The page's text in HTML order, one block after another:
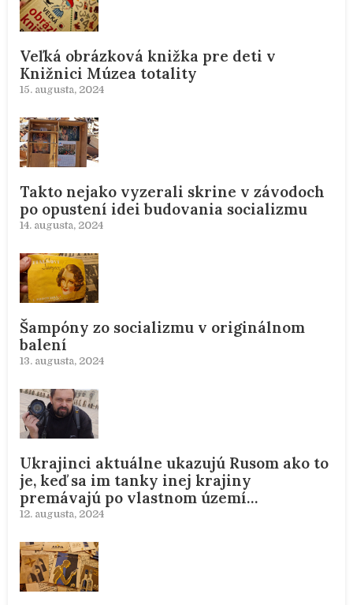
Veľká obrázková knižka pre deti v
Knižnici Múzea totality
15. augusta, 2024
Takto nejako vyzerali skrine v závodoch
po opustení idei budovania socializmu
14. augusta, 2024
Šampóny zo socializmu v originálnom
balení
13. augusta, 2024
Ukrajinci aktuálne ukazujú Rusom ako to
je, keď sa im tanky inej krajiny
premávajú po vlastnom území…
12. augusta, 2024